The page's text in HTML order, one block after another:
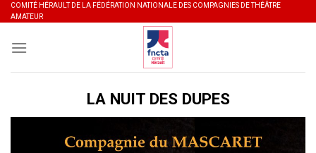
Skip
to
content
COMITÉ HÉRAULT DE LA FÉDÉRATION NATIONALE DES COMPAGNIES DE THÉÂTRE
AMATEUR
LA NUIT DES DUPES